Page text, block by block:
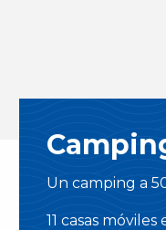
Un camping a
11 casas